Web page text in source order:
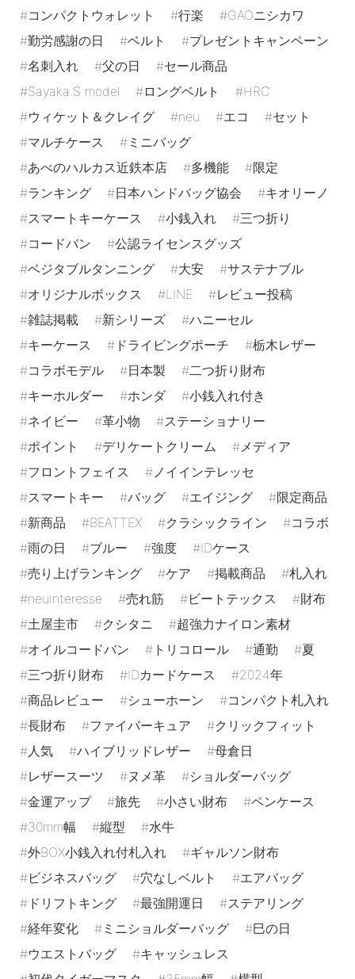
コンパクトウォレット 行楽
GAOニシカワ
勤労感謝の日
ベルト
プレゼントキャンペーン
名刺入れ
父の日
セール商品
Sayaka.S model
ロングベルト
HRC
ウィケット＆クレイグ
neu エコ
セット
マルチケース
ミニバッグ
あべのハルカス近鉄本店
多機能
限定
ランキング
日本ハンドバッグ協会
キオリーノ
スマートキーケース
小銭入れ
三つ折り
コードバン
公認ライセンスグッズ
ベジタブルタンニング
大安
サステナブル
オリジナルボックス
LINE
レビュー投稿
雑誌掲載
新シリーズ
ハニーセル
キーケース
ドライビングポーチ
栃木レザー
コラボモデル
日本製
二つ折り財布
キーホルダー
ホンダ
小銭入れ付き
ネイビー
革小物
ステーショナリー
ポイント
デリケートクリーム
メディア
フロントフェイス
ノイインテレッセ
スマートキー
バッグ エイジング
限定商品
新商品
BEATTEX クラシックライン
コラボ
雨の日
ブルー 強度
IDケース
売り上げランキング
ケア 掲載商品
札入れ
neuinteresse
売れ筋 ビートテックス
財布
土屋圭市
クシタニ
超強力ナイロン素材
オイルコードバン
トリコロール 通勤
夏
三つ折り財布
IDカードケース
2024年
商品レビュー
シューホーン
コンパクト札入れ
長財布
ファイバーキュア
クリックフィット
人気
ハイブリッドレザー
母倉日
レザースーツ
ヌメ革
ショルダーバッグ
金運アップ
旅先 小さい財布
ペンケース
30mm幅
縦型
水牛
外BOX小銭入れ付札入れ
ギャルソン財布
ビジネスバッグ
穴なしベルト
エアバッグ
ドリフトキング
最強開運日
ステアリング
経年変化
ミニショルダーバッグ
巳の日
ウエストバッグ
キャッシュレス